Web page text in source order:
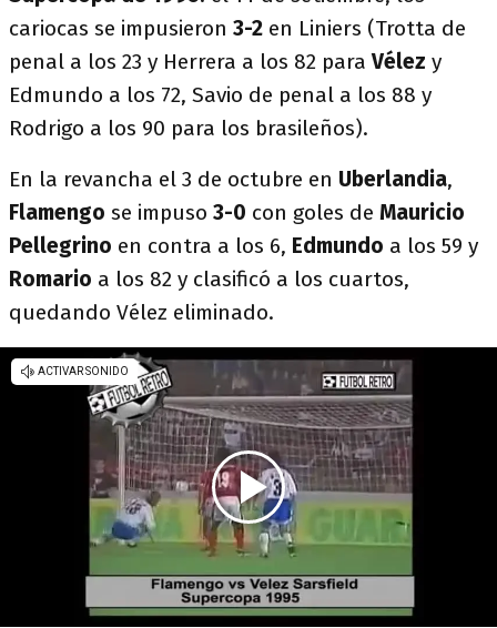
cariocas se impusieron 3-2 en Liniers (Trotta de
penal a los 23 y Herrera a los 82 paraVélez y
Edmundo a los 72, Savio de penal a los 88 y
Rodrigo a los 90 para los brasileños).
En la revancha el 3 de octubre en Uberlandia,
Flamengo se impuso 3-0 con goles de Mauricio
Pellegrino en contra a los 6, Edmundo a los 59 y
Romario a los 82 y clasificó a los cuartos,
quedando Vélez eliminado.